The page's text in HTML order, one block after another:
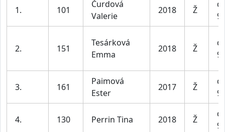
1. 101
Čurdová
Valerie
2018 Ž
9
2. 151
Tesárková
Emma
2018 Ž
9
3. 161
Paimová
Ester
2017 Ž
9
4. 130 Perrin Tina 2018 Ž
9